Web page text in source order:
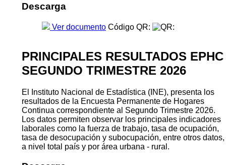
Descarga
Ver documento Código QR:
PRINCIPALES RESULTADOS EPHC
SEGUNDO TRIMESTRE 2026
El Instituto Nacional de Estadística (INE), presenta los
resultados de la Encuesta Permanente de Hogares
Continua correspondiente al Segundo Trimestre 2026.
Los datos permiten observar los principales indicadores
laborales como la fuerza de trabajo, tasa de ocupación,
tasa de desocupación y subocupación, entre otros datos,
a nivel total país y por área urbana - rural.